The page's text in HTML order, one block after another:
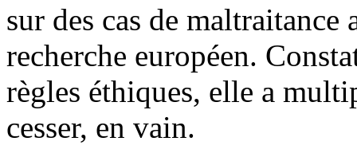
sur des cas de maltraitance
recherche européen.
règles éthiques, elle a
cesser, en vain.